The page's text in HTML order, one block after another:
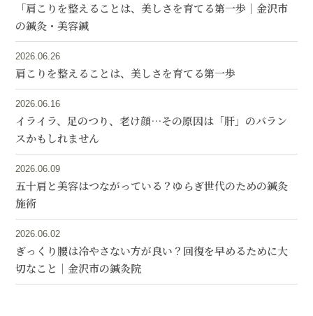
「肩こりを整えることは、美しさを育てる第一歩｜金沢市
の鍼灸・美容鍼
2026.06.26
肩こりを整えることは、美しさを育てる第一歩
2026.06.16
イライラ、足のつり、老け顔…その原因は「肝」のバラン
スかもしれません
2026.06.09
五十肩と美容はつながっている？ゆらぎ世代のための鍼灸
施術
2026.06.02
ぎっくり腰は冷やさない方が良い？回復を早めるために大
切なこと｜金沢市の鍼灸院